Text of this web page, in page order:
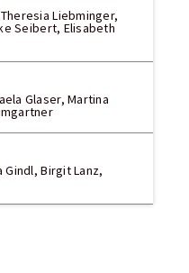
Liebminger,
Seibert, Elisabeth
Glaser, Martina
Gindl, Birgit Lanz,